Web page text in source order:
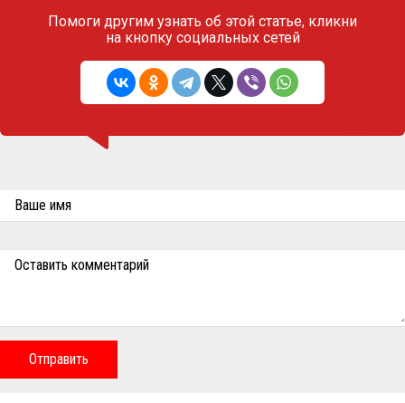
Помоги другим узнать об этой статье, кликни
на кнопку социальных сетей
Ваше имя
Оставить комментарий
Отправить